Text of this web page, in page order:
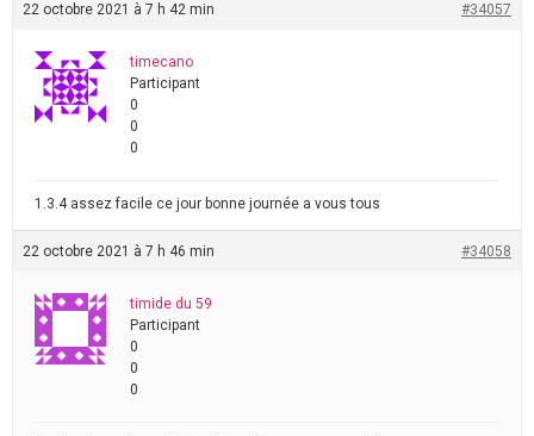
22 octobre 2021 à 7 h 42 min #34057
timecano
Participant
0
0
0
1.3.4 assez facile ce jour bonne journée a vous tous
22 octobre 2021 à 7 h 46 min #34058
timide du 59
Participant
0
0
0